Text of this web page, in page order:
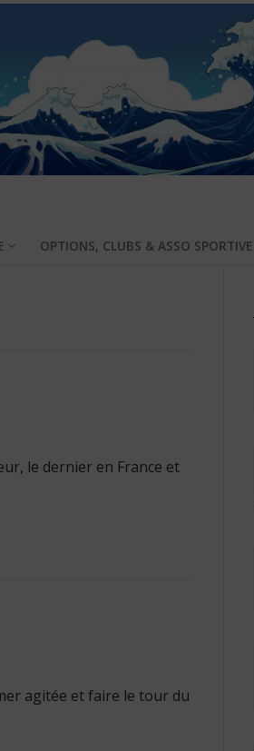
OPTIONS, CLUBS & ASSO SPORTIVE
le dernier en France et
agitée et faire le tour du